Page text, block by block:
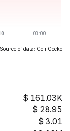
Source of data: CoinGecko
161.03K
28.95
3.01